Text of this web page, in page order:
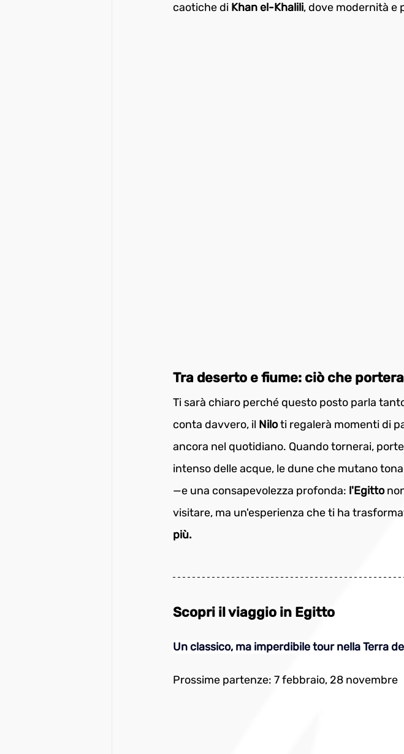
caotiche di Khan el-Khalili, dove modernità e
Tra deserto e fiume: ciò che
Ti sarà chiaro perché questo posto parla
conta davvero, il Nilo ti regalerà momenti di
ancora nel quotidiano. Quando tornerai,
intenso delle acque, le dune che mutano
—e una consapevolezza profonda: l'Egitto
visitare, ma un'esperienza che ti ha
più.
Scopri il viaggio in Egitto
Un classico, ma imperdibile tour nella Terra
Prossime partenze: 7 febbraio, 28 novembre